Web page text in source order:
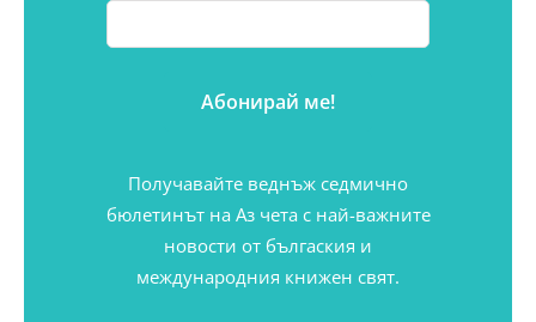
Получавайте веднъж седмично
бюлетинът на Аз чета с най-важните
новости от бългаския и
международния книжен свят.